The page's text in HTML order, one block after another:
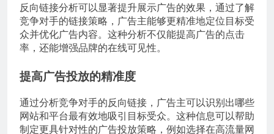
反向链接分析可以显著提升展示广告的效果，通过了解
竞争对手的链接策略，广告主能够更精准地定位目标受
众并优化广告内容。这种分析不仅能提高广告的点击
率，还能增强品牌的在线可见性。
提高广告投放的精准度
通过分析竞争对手的反向链接，广告主可以识别出哪些
网站和平台最有效地吸引目标受众。这种信息可以帮助
制定更具针对性的广告投放策略，例如选择在高流量网